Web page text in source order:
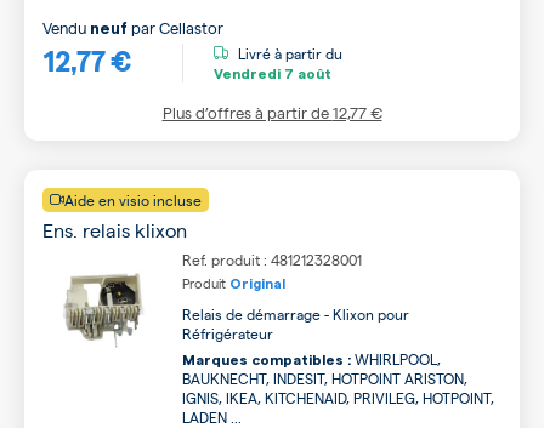
12,77 €
Vendu neuf parCellastor
Livré à partir du
Vendredi 7 août
Plus d’offres à partir de12,77 €
Aide en visio incluse
Ens. relais klixon
Ref. produit : 481212328001
Produit Original
Relais de démarrage - Klixon pour
Réfrigérateur
Marques compatibles : WHIRLPOOL,
BAUKNECHT, INDESIT, HOTPOINT ARISTON,
IGNIS, IKEA, KITCHENAID, PRIVILEG, HOTPOINT,
LADEN ...